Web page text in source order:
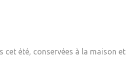
cet été, conservées à la maison et